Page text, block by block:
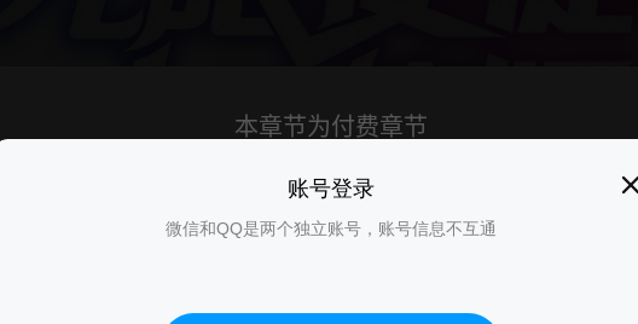
账号登录
微信和QQ是两个独立账号，账号信息不互通